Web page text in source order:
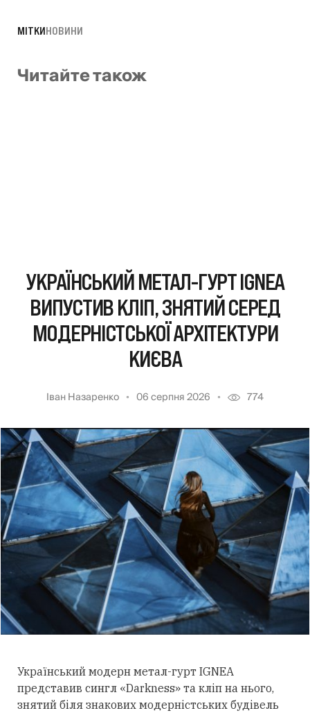
МІТКИНОВИНИ
Читайте також
УКРАЇНСЬКИЙ МЕТАЛ-ГУРТ IGNEA
ВИПУСТИВ КЛІП, ЗНЯТИЙ СЕРЕД
МОДЕРНІСТСЬКОЇ АРХІТЕКТУРИ
КИЄВА
Іван Назаренко 06 серпня 2026 774
Український модерн метал-гурт IGNEA
представив сингл «Darkness» та кліп на нього,
знятий біля знакових модерністських будівель